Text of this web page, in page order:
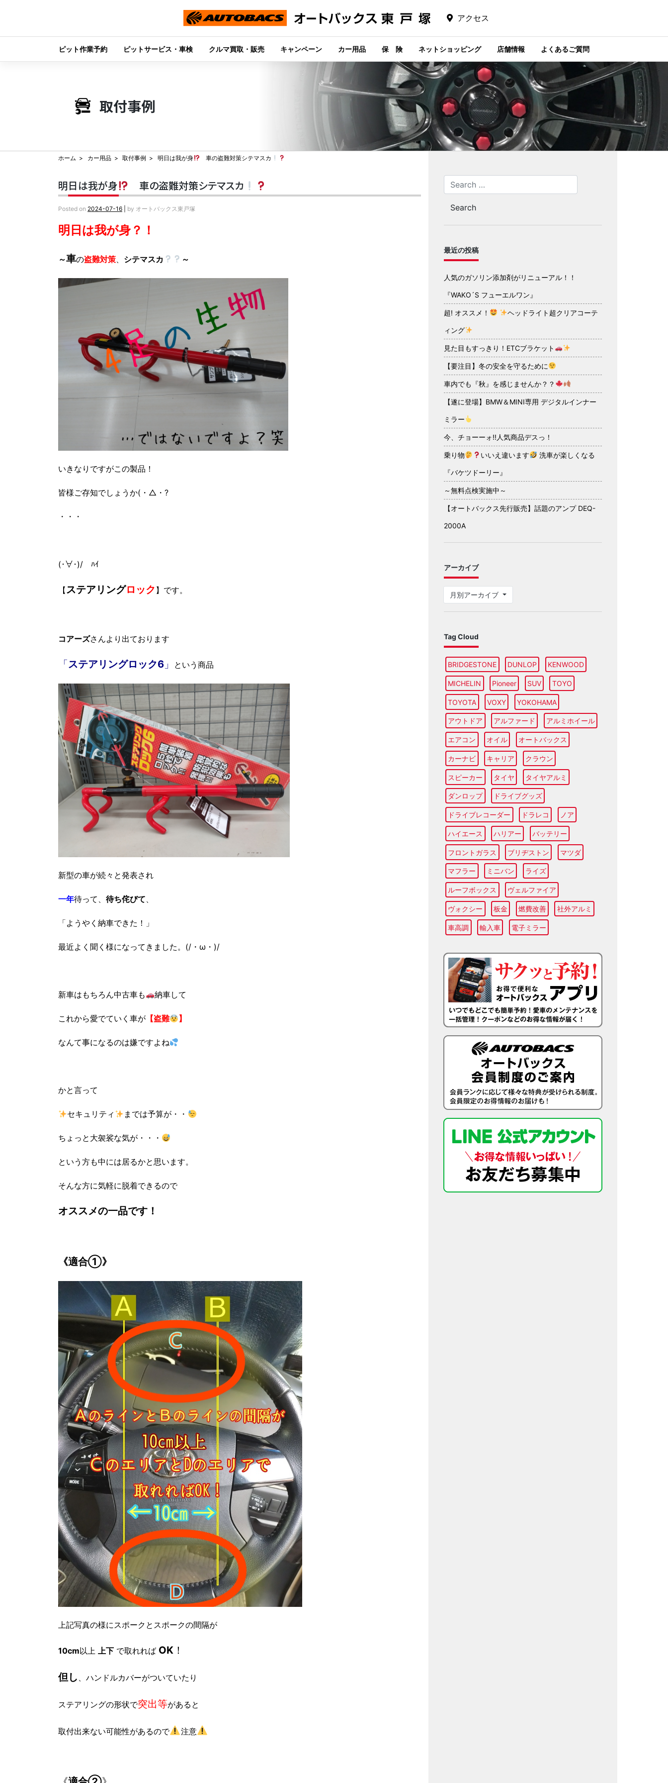
アクセス
ピット作業予約 ピットサービス・車検 クルマ買取・販売 キャンペーン カー用品 保 険 ネットショッピング 店舗情報 よくあるご質問
取付事例
ホーム カー用品 取付事例 明日は我が身 車の盗難対策シテマスカ
明日は我が身 車の盗難対策シテマスカ
Posted on 2024-07-16 by オートバックス東戸塚
明日は我が身？！
～車の盗難対策 シテマスカ ～
いきなりですがこの製品！
皆様ご存知でしょうか(・△・?
・・・
(･∀･)/ ﾊｲ
【ステアリングロック 】です。
コアーズさんより出ております
「ステアリングロック6 」 という商品
新型の車が続々と発表され
一年待って、 待ち侘びて、
「ようやく納車できた！」
最近よく聞く様になってきました。(/・ω・)/
新車はもちろん中古車も 納車して
これから愛でていく車が 【盗難 】
なんて事になるのは嫌ですよね
かと言って
セキュリティ までは予算が・・
ちょっと大袈裟な気が・・・
という方も中には居るかと思います。
そんな方に気軽に脱着できるので
オススメの一品です！
《適合①》
上記写真の様にスポークとスポークの間隔が
10cm以上 上下 で取れれば OK ！
但し 、ハンドルカバーがついていたり
ステアリングの形状で突出等があると
取付出来ない可能性があるので 注意
最近の投稿
人気のガソリン添加剤がリニューアル！！
『WAKO´S フューエルワン』
超! オススメ！ ヘッドライト超クリアコーテ
ィング
見た目もすっきり！ETCブラケット
【要注目】冬の安全を守るために
車内でも『秋』を感じませんか？？
【遂に登場】BMW＆MINI専用 デジタルインナー
ミラー
今、チョーーォ!!人気商品デスっ！
乗り物 いいえ違います 洗車が楽しくなる
『バケツドーリー』
～無料点検実施中～
【オートバックス先行販売】話題のアンプ DEQ-
2000A
アーカイブ
月別アーカイブ
Tag Cloud
BRIDGESTONE DUNLOP KENWOOD
MICHELIN Pioneer SUV TOYO
TOYOTA VOXY YOKOHAMA
アウトドア アルファード アルミホイール
エアコン オイル オートバックス
カーナビ キャリア クラウン
スピーカー タイヤ タイヤアルミ
ダンロップ ドライブグッズ
ドライブレコーダー ドラレコ ノア
ハイエース ハリアー バッテリー
フロントガラス ブリヂストン マツダ
マフラー ミニバン ライズ
ルーフボックス ヴェルファイア
ヴォクシー 板金 燃費改善 社外アルミ
車高調 輸入車 電子ミラー